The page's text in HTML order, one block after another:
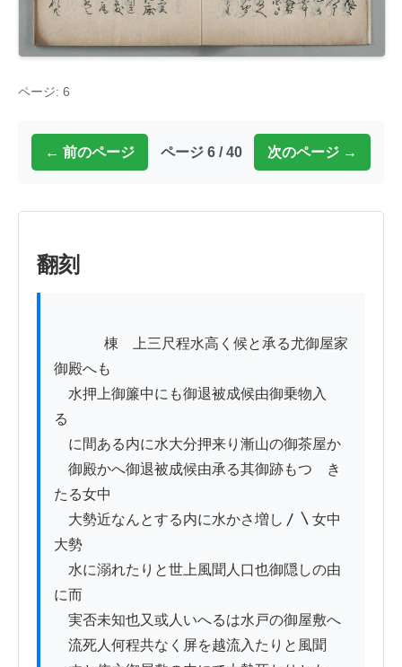
ページ: 6
← 前のページ ページ 6 / 40 次のページ →
翻刻
御殿へも
水押上御簾中にも御退被成候由御乗物入
るゝ
に間ある内に水大分押来り漸山の御茶屋か
御殿かへ御退被成候由承る其御跡もつゝき
たる女中
大勢近なんとする内に水かさ増し〳〵女中
大勢
水に溺れたりと世上風聞人口也御隠しの由
に而
実否未知也又或人いへるは水戸の御屋敷へ
流死人何程共なく屏を越流入たりと風聞